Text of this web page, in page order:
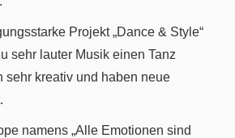
Projekt „Dance & Style“
sehr lauter Musik einen Tanz
sehr kreativ und haben neue
namens „Alle Emotionen sind